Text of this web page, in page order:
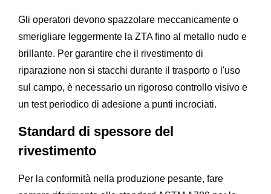
Gli operatori devono spazzolare meccanicamente o
smerigliare leggermente la ZTA fino al metallo nudo e
brillante. Per garantire che il rivestimento di
riparazione non si stacchi durante il trasporto o l'uso
sul campo, è necessario un rigoroso controllo visivo e
un test periodico di adesione a punti incrociati.
Standard di spessore del
rivestimento
Per la conformità nella produzione pesante, fare